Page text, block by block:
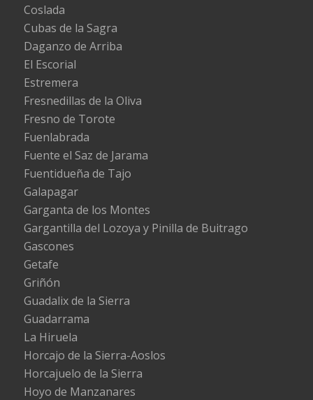
Coslada
Cubas de la Sagra
Daganzo de Arriba
El Escorial
Estremera
Fresnedillas de la Oliva
Fresno de Torote
Fuenlabrada
Fuente el Saz de Jarama
Fuentidueña de Tajo
Galapagar
Garganta de los Montes
Gargantilla del Lozoya y Pinilla de Buitrago
Gascones
Getafe
Griñón
Guadalix de la Sierra
Guadarrama
La Hiruela
Horcajo de la Sierra-Aoslos
Horcajuelo de la Sierra
Hoyo de Manzanares